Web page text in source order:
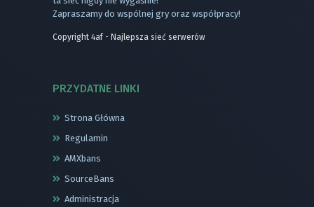
Zapraszamy do wspólnej gry oraz współpracy!
Copyright 4af - Najlepsza sieć serwerów
PRZYDATNE LINKI
Strona Główna
Regulamin
AMXbans
SourceBans
Administracja